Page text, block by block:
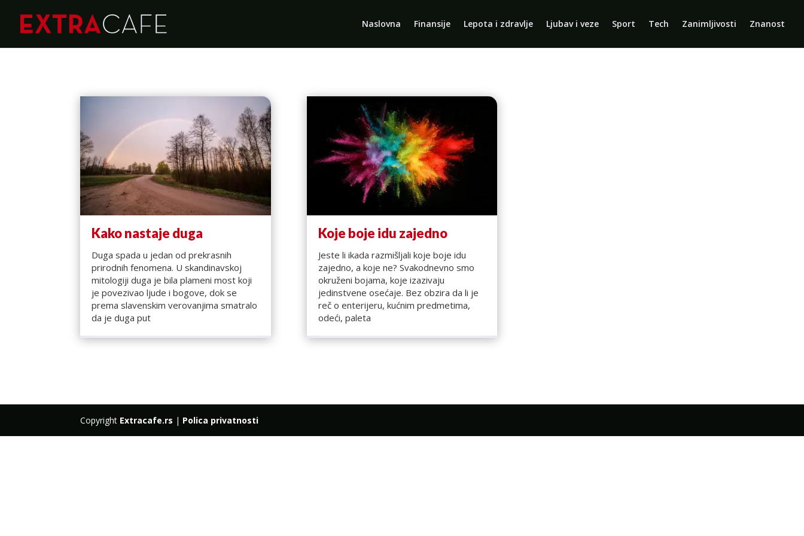
Naslovna Finansije Lepota i zdravlje Ljubav i veze Sport Tech Zanimljivosti Znanost
Kako nastaje duga
Duga spada u jedan od prekrasnih
prirodnih fenomena. U skandinavskoj
mitologiji duga je bila plameni most koji
je povezivao ljude i bogove, dok se
prema slavenskim verovanjima smatralo
da je duga put
Koje boje idu zajedno
Jeste li ikada razmišljali koje boje idu
zajedno, a koje ne? Svakodnevno smo
okruženi bojama, koje izazivaju
jedinstvene osećaje. Bez obzira da li je
reč o enterijeru, kućnim predmetima,
odeći, paleta
Copyright Extracafe.rs | Polica privatnosti